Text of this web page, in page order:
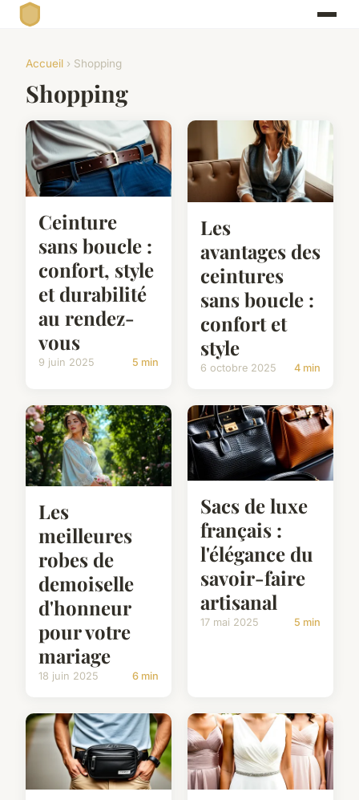
Accueil › Shopping
Shopping
Ceinture
sans boucle :
confort, style
et durabilité
au rendez-
vous
9 juin 2025 5 min
Les
avantages des
ceintures
sans boucle :
confort et
style
6 octobre 2025 4 min
Les
meilleures
robes de
demoiselle
d'honneur
pour votre
mariage
18 juin 2025 6 min
Sacs de luxe
français :
l'élégance du
savoir-faire
artisanal
17 mai 2025 5 min